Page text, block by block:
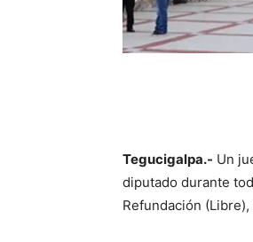
Tegucigalpa.- Un
diputado durante
Refundación